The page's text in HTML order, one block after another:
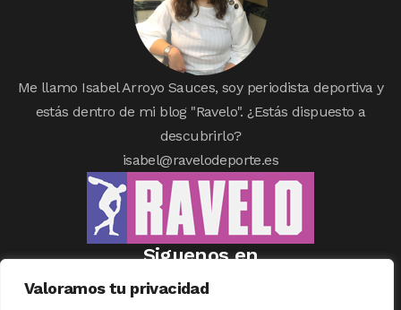
Valoramos tu privacidad
Me llamo Isabel Arroyo Sauces, soy periodista deportiva y
estás dentro de mi blog "Ravelo". ¿Estás dispuesto a
descubrirlo?
isabel@ravelodeporte.es
Siguenos en